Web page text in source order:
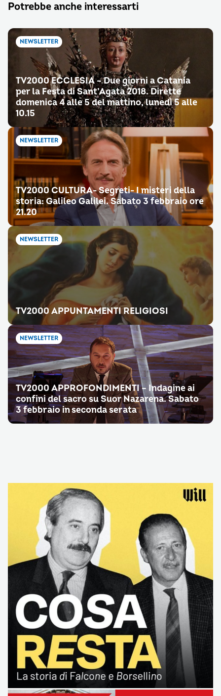
Potrebbe anche interessarti
NEWSLETTER
TV2000 ECCLESIA – Due giorni a Catania
per la Festa di Sant’Agata 2018. Dirette
domenica 4 alle 5 del mattino, lunedì 5 alle
10.15
NEWSLETTER
TV2000 CULTURA- Segreti- I misteri della
storia: Galileo Galilei. Sabato 3 febbraio ore
21.20
NEWSLETTER
TV2000 APPUNTAMENTI RELIGIOSI
NEWSLETTER
TV2000 APPROFONDIMENTI – Indagine ai
confini del sacro su Suor Nazarena. Sabato
3 febbraio in seconda serata